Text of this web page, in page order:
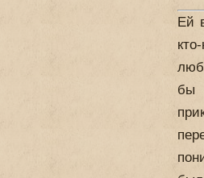
Ей
бы